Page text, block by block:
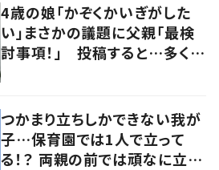
4歳の娘「かぞくかいぎがした
い」まさかの議題に父親「最検
討事項！」 投稿すると…多くの
つかまり立ちしかできない我が
子…保育園では1人で立って
る！？ 両親の前では頑なに立た